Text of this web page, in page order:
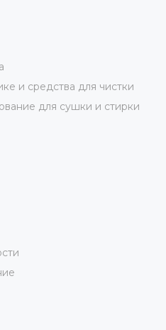
и средства для чистки
для сушки и стирки